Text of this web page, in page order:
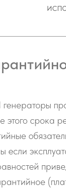
генераторы
этого срока
если